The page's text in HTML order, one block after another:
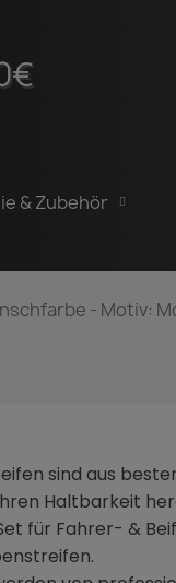
& Zubehör
- Motiv:
sind aus
Haltbarkeit
für Fahrer- &